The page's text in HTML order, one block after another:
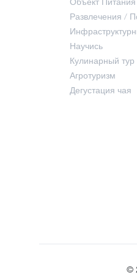
Развлечения /
Научись
Кулинарный тур
Агротуризм
Дегустация чая
©